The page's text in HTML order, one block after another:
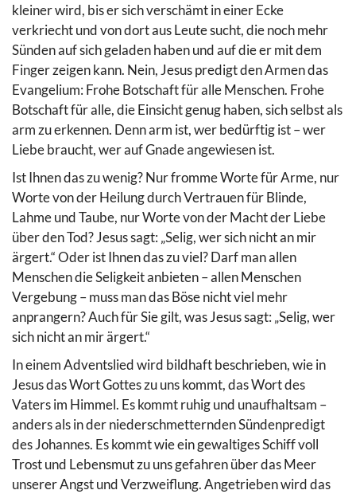
kleiner wird, bis er sich verschämt in einer Ecke
verkriecht und von dort aus Leute sucht, die noch mehr
Sünden auf sich geladen haben und auf die er mit dem
Finger zeigen kann. Nein, Jesus predigt den Armen das
Evangelium: Frohe Botschaft für alle Menschen. Frohe
Botschaft für alle, die Einsicht genug haben, sich selbst als
arm zu erkennen. Denn arm ist, wer bedürftig ist – wer
Liebe braucht, wer auf Gnade angewiesen ist.
Ist Ihnen das zu wenig? Nur fromme Worte für Arme, nur
Worte von der Heilung durch Vertrauen für Blinde,
Lahme und Taube, nur Worte von der Macht der Liebe
über den Tod? Jesus sagt: „Selig, wer sich nicht an mir
ärgert.“ Oder ist Ihnen das zu viel? Darf man allen
Menschen die Seligkeit anbieten – allen Menschen
Vergebung – muss man das Böse nicht viel mehr
anprangern? Auch für Sie gilt, was Jesus sagt: „Selig, wer
sich nicht an mir ärgert.“
In einem Adventslied wird bildhaft beschrieben, wie in
Jesus das Wort Gottes zu uns kommt, das Wort des
Vaters im Himmel. Es kommt ruhig und unaufhaltsam –
anders als in der niederschmetternden Sündenpredigt
des Johannes. Es kommt wie ein gewaltiges Schiff voll
Trost und Lebensmut zu uns gefahren über das Meer
unserer Angst und Verzweiflung. Angetrieben wird das